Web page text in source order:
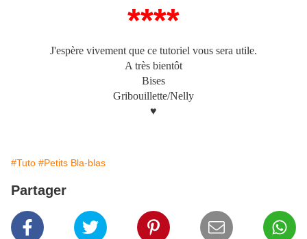
****
J'espère vivement que ce tutoriel vous sera utile.
A très bientôt
Bises
Gribouillette/Nelly
♥
#Tuto #Petits Bla-blas
Partager